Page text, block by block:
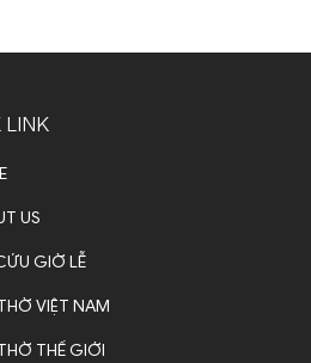
LINK
US
GIỜ LỄ
VIỆT NAM
THẾ GIỚI